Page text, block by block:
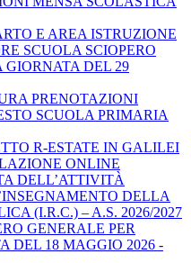
E AREA ISTRUZIONE
SCUOLA SCIOPERO
DEL 29
PRENOTAZIONI
SCUOLA PRIMARIA
R-ESTATE IN GALILEI
ONLINE
DELL’ATTIVITÀ
DELLA
(I.R.C.) – A.S. 2026/2027
GENERALE PER
DEL 18 MAGGIO 2026 -